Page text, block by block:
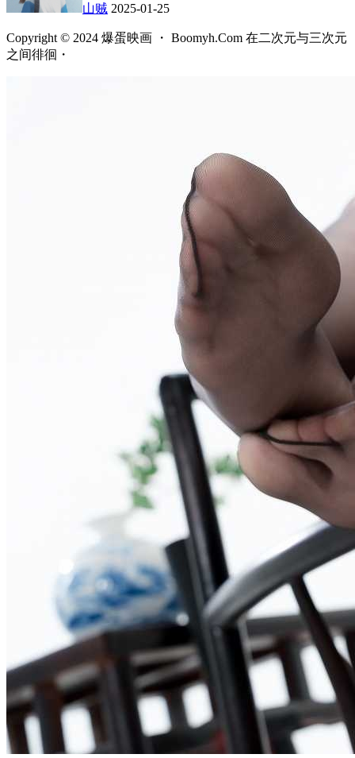
山贼 2025-01-25
Copyright © 2024 爆蛋映画 ・ Boomyh.Com 在二次元与三次元
之间徘徊・